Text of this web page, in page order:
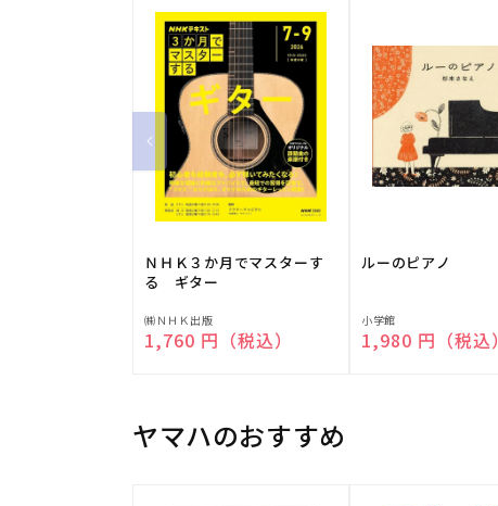
ＮＨＫ３か月でマスターす
る ギター
販
売
㈱ＮＨＫ出版
通常価格
1,760 円（税込）
ルーのピアノ
販
売
小学館
通常価格
1,980 円（税込）
ヤマハのおすすめ